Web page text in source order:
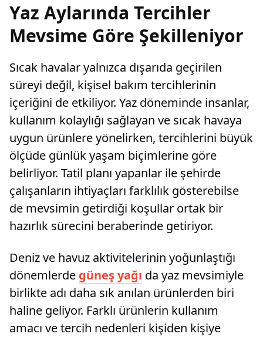
Yaz Aylarında Tercihler
Mevsime Göre Şekilleniyor
Sıcak havalar yalnızca dışarıda geçirilen
süreyi değil, kişisel bakım tercihlerinin
içeriğini de etkiliyor. Yaz döneminde insanlar,
kullanım kolaylığı sağlayan ve sıcak havaya
uygun ürünlere yönelirken, tercihlerini büyük
ölçüde günlük yaşam biçimlerine göre
belirliyor. Tatil planı yapanlar ile şehirde
çalışanların ihtiyaçları farklılık gösterebilse
de mevsimin getirdiği koşullar ortak bir
hazırlık sürecini beraberinde getiriyor.
Deniz ve havuz aktivitelerinin yoğunlaştığı
dönemlerde güneş yağı da yaz mevsimiyle
birlikte adı daha sık anılan ürünlerden biri
haline geliyor. Farklı ürünlerin kullanım
amacı ve tercih nedenleri kişiden kişiye